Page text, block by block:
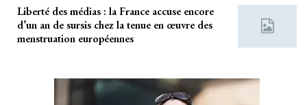
Liberté des médias : la France accuse encore
d’un an de sursis chez la tenue en œuvre des
menstruation européennes